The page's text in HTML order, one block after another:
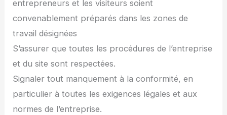
entrepreneurs et les visiteurs soient
convenablement préparés dans les zones de
travail désignées
S’assurer que toutes les procédures de l’entreprise
et du site sont respectées.
Signaler tout manquement à la conformité, en
particulier à toutes les exigences légales et aux
normes de l’entreprise.